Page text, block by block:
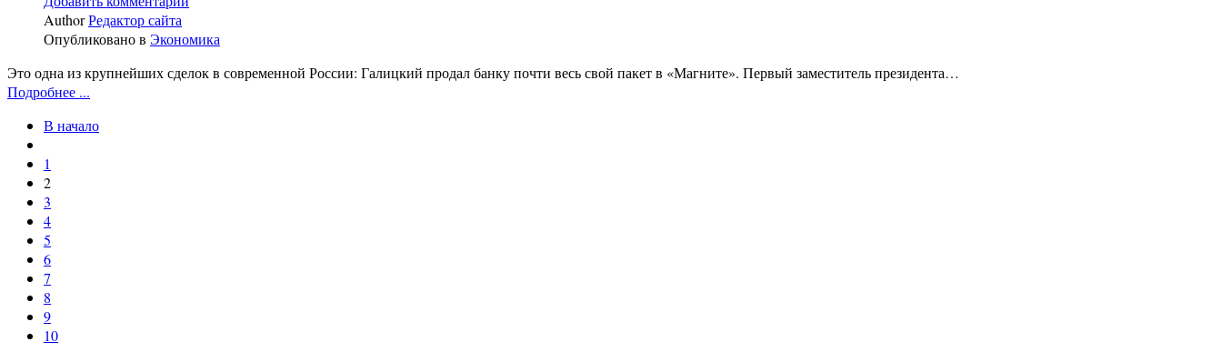
AuthorРедактор сайта
Опубликовано в Экономика
Это одна из крупнейших сделок в современной России: Галицкий продал банку почти весь свой пакет в «Магните». Первый заместитель президента…
Подробнее ...
В начало
1
2
3
4
5
6
7
8
9
10